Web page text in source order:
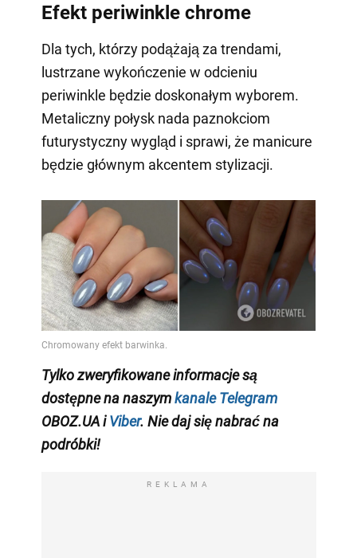
Efekt periwinkle chrome
Dla tych, którzy podążają za trendami,
lustrzane wykończenie w odcieniu
periwinkle będzie doskonałym wyborem.
Metaliczny połysk nada paznokciom
futurystyczny wygląd i sprawi, że manicure
będzie głównym akcentem stylizacji.
Tylko zweryfikowane informacje są
dostępne na naszymkanale Telegram
OBOZ.UA iViber. Nie daj się nabrać na
podróbki!
REKLAMA